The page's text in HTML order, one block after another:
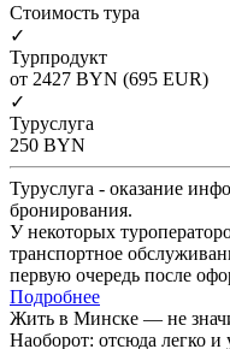
Cтоимость тура
✓
Турпродукт
от 2427 BYN (695 EUR)
✓
Туруслуга
250 BYN
Туруслуга - оказание
бронирования.
У некоторых
транспортное
первую очередь после
Подробнее
Жить в Минске — не
Наоборот: отсюда легко и